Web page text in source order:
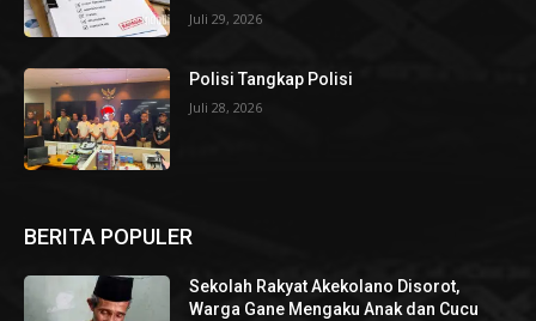
Juli 29, 2026
Polisi Tangkap Polisi
Juli 28, 2026
BERITA POPULER
Sekolah Rakyat Akekolano Disorot,
Warga Gane Mengaku Anak dan Cucu